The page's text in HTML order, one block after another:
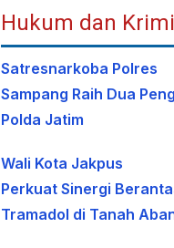
Hukum dan
Satresnarkoba Polres
Sampang Raih Dua
Polda Jatim
Wali Kota Jakpus
Perkuat Sinergi
Tramadol di Tanah